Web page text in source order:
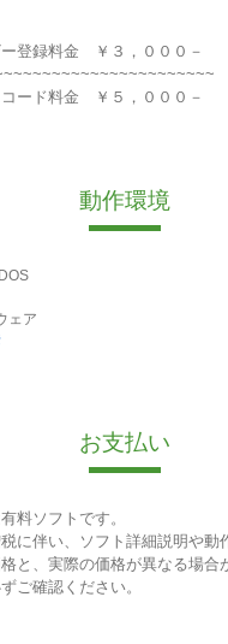
録料金 ￥３，０００－
ド料金 ￥５，０００－
動作環境
ェア
お支払い
料ソフトです。
に伴い、ソフト詳細説明や動
と、実際の価格が異なる場合
ご確認ください。